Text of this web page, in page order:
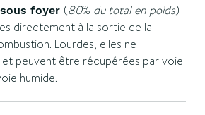
foyer (80% du total en poids)
directement à la sortie de la
Lourdes, elles ne
et peuvent être récupérées par voie
humide.